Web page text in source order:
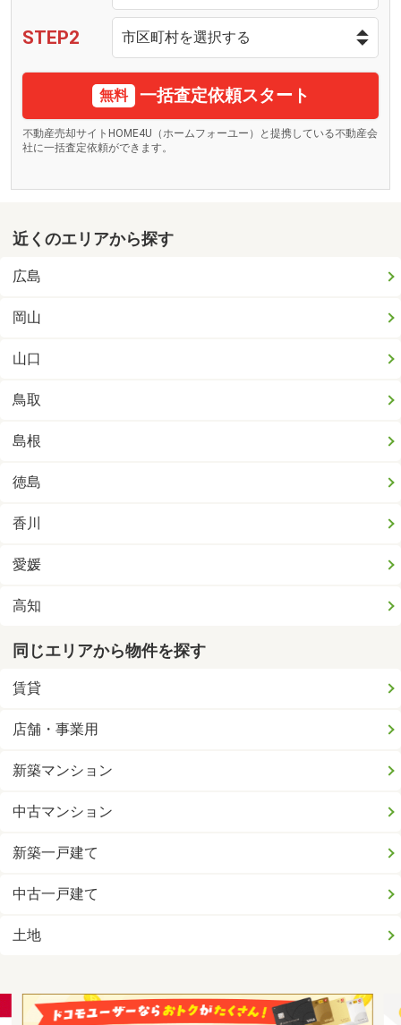
STEP2
無料 一括査定依頼スタート
不動産売却サイトHOME4U（ホームフォーユー）と提携している不動産会
社に一括査定依頼ができます。
近くのエリアから探す
広島
岡山
山口
鳥取
島根
徳島
香川
愛媛
高知
同じエリアから物件を探す
賃貸
店舗・事業用
新築マンション
中古マンション
新築一戸建て
中古一戸建て
土地